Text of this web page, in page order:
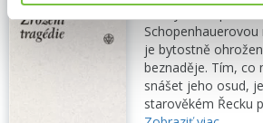
je bytostně
beznaděje. Tím, co
snášet jeho osud,
starověkém Řecku